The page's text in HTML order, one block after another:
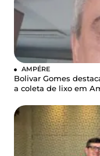
AMPÉRE
Bolivar Gomes
a coleta de lixo em